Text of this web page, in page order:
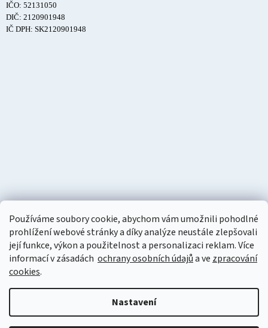
Používáme soubory cookie, abychom vám umožnili pohodlné
prohlížení webové stránky a díky analýze neustále zlepšovali
její funkce, výkon a použitelnost a personalizaci reklam. Více
informací v zásadách ochrany osobních údajůa ve zpracování
cookies.
Nastavení
IČO: 52131050
DIČ: 2120901948
IČ DPH: SK2120901948
Vytvořil Shoptet